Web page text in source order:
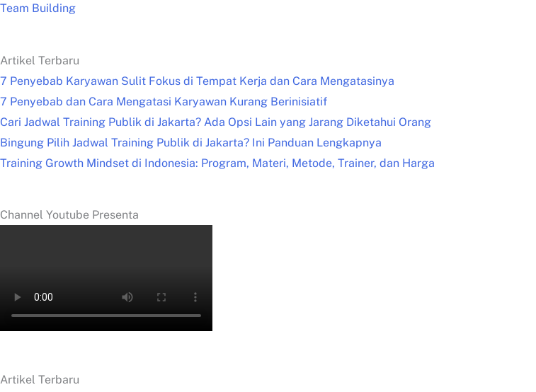
Team Building
Artikel Terbaru
7 Penyebab Karyawan Sulit Fokus di Tempat Kerja dan Cara Mengatasinya
7 Penyebab dan Cara Mengatasi Karyawan Kurang Berinisiatif
Cari Jadwal Training Publik di Jakarta? Ada Opsi Lain yang Jarang Diketahui Orang
Bingung Pilih Jadwal Training Publik di Jakarta? Ini Panduan Lengkapnya
Training Growth Mindset di Indonesia: Program, Materi, Metode, Trainer, dan Harga
Channel Youtube Presenta
Artikel Terbaru